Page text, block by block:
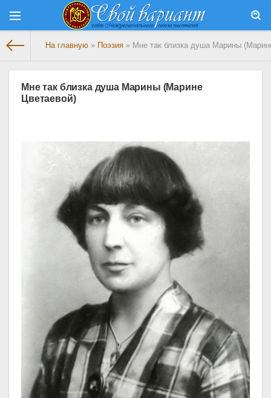
На главную » Поэзия » Мне так близка душа Марины
Мне так близка душа Марины (Марине
Цветаевой)